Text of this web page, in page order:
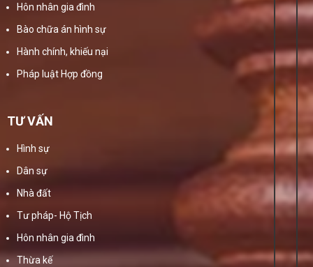
Hôn nhân gia đình
Bào chữa án hình sự
Hành chính, khiếu nại
Pháp luật Hợp đồng
TƯ VẤN
Hình sự
Dân sự
Nhà đất
Tư pháp- Hộ Tịch
Hôn nhân gia đình
Thừa kế